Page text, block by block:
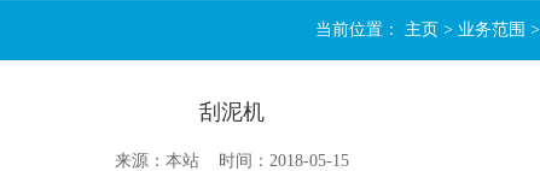
当前位置： 主页 > 业务范围 >
刮泥机
来源：本站 时间：2018-05-15